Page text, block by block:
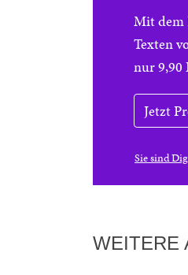
Mit dem
Texten
nur 9,90
Jetzt
Sie sind
WEITERE